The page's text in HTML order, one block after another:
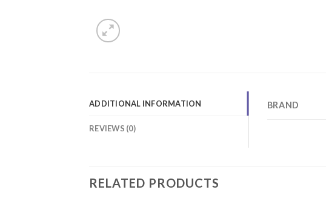
ADDITIONAL INFORMATION
REVIEWS (0)
BRAND
RELATED PRODUCTS